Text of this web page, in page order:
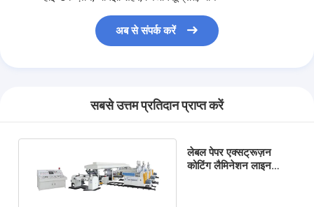
अब से संपर्क करें
सबसे उत्तम प्रतिदान प्राप्त करें
लेबल पेपर एक्सट्रूज़न
कोटिंग लैमिनेशन लाइन